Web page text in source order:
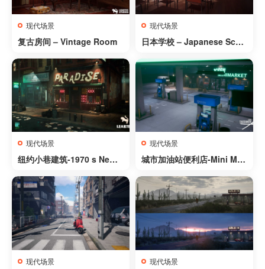
现代场景
复古房间 – Vintage Room
现代场景
日本学校 – Japanese Scho
cks, Over 200 Assets
现代场景
纽约小巷建筑-1970 s New Y
现代场景
城市加油站便利店-Mini Mar
现代场景 现代场景